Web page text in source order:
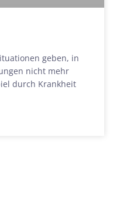
geben, in
nicht mehr
durch Krankheit